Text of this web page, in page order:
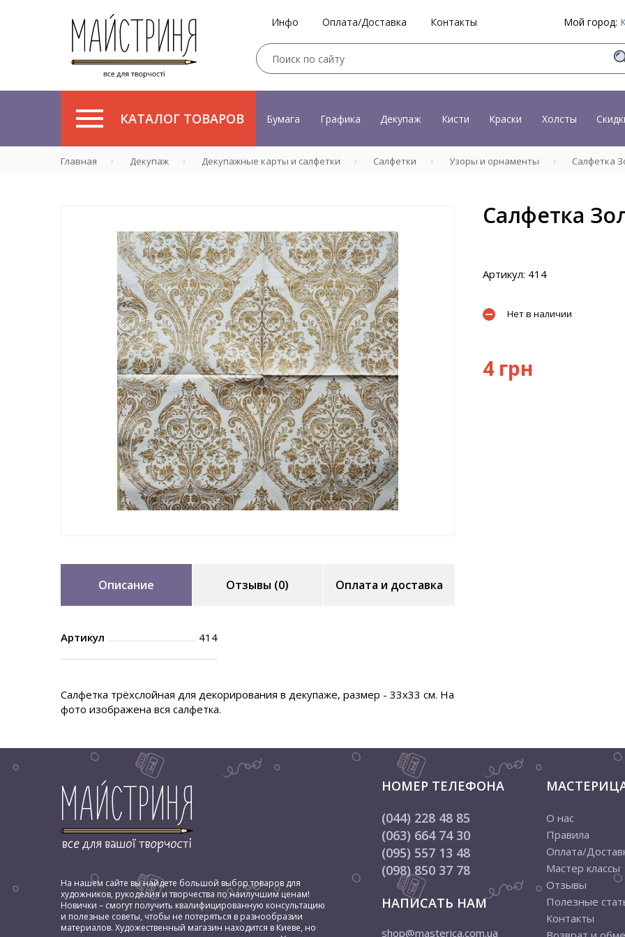
Инфо Оплата/Доставка Контакты Мой город:
КАТАЛОГ ТОВАРОВ Бумага Графика Декупаж Кисти Краски Холсты
Главная Декупаж Декупажные карты и салфетки Салфетки Узоры и орнаменты Салфетка
Описание Отзывы (0) Оплата и доставка
Артикул 414
Салфетка трёхслойная для декорирования в декупаже, размер - 33х33 см. На
фото изображена вся салфетка.
Салфетка
Артикул: 414
Нет в наличии
4 грн
На нашем сайте вы найдете большой выбор товаров для
художников, рукоделия и творчества по наилучшим ценам!
Новички – смогут получить квалифицированную консультацию
и полезные советы, чтобы не потеряться в разнообразии
материалов. Художественный магазин находится в Киеве, но
НОМЕР ТЕЛЕФОНА
(044) 228 48 85
(063) 664 74 30
(095) 557 13 48
(098) 850 37 78
НАПИСАТЬ НАМ
shop@masterica.com.ua
О нас
Правила
Оплата/
Мастер классы
Отзывы
Полезные
Контакты